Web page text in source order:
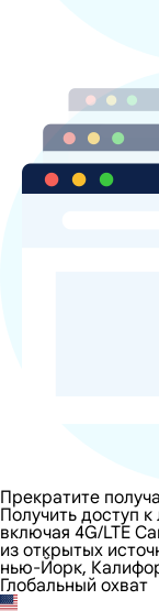
Прекратите
Получить доступ
включая 4G/LTE
из открытых
нью-Йорк,
Глобальный охват